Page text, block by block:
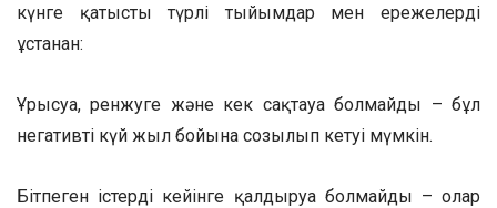
күнге қатысты түрлі тыйымдар мен ережелерді
ұстанған:
Ұрысуға, ренжуге және кек сақтауға болмайды – бұл
негативті күй жыл бойына созылып кетуі мүмкін.
Бітпеген істерді кейінге қалдыруға болмайды – олар